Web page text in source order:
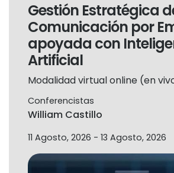
Gestión Estratégica
Comunicación por
apoyada con
Artificial
Modalidad virtual online (en
Conferencistas
William Castillo
11 Agosto, 2026 - 13 Agosto, 2026